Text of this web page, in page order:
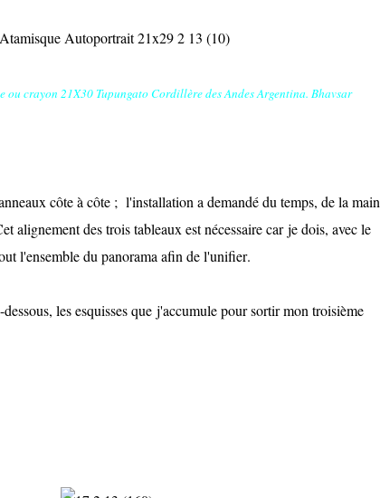
ou crayon 21X30 Tupungato Cordillère des Andes Argentina. Bhavsar
côte à côte ; l'installation a demandé du temps, de la main
alignement des trois tableaux est nécessaire car je dois, avec le
l'ensemble du panorama afin de l'unifier.
les esquisses que j'accumule pour sortir mon troisième